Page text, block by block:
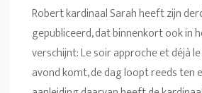
Robert kardinaal Sarah heeft zijn
gepubliceerd, dat binnenkort ook in
verschijnt: Le soir approche et déjà
avond komt, de dag loopt reeds ten